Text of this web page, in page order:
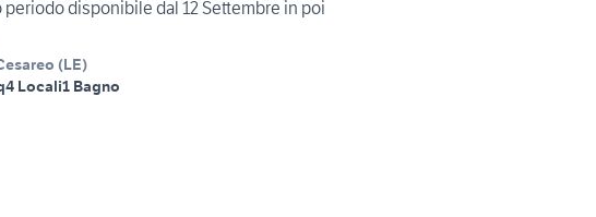
periodo disponibile dal 12 Settembre in poi
(LE)
4 Locali1 Bagno